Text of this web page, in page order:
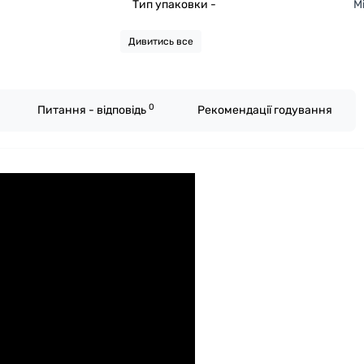
Тип упаковки -
Дивитись все
Питання - відповідь 0 Рекомендації годування